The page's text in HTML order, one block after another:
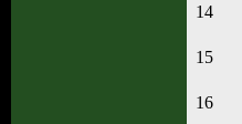
14
15
16